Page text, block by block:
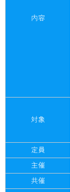
内容
対象
定員
主催
共催